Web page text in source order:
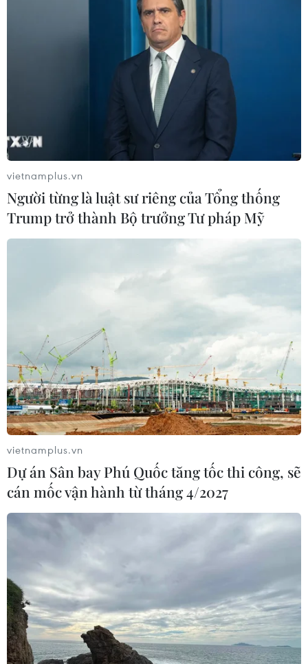
vietnamplus.vn
Người từng là luật sư riêng của Tổng thống
Trump trở thành Bộ trưởng Tư pháp Mỹ
vietnamplus.vn
Dự án Sân bay Phú Quốc tăng tốc thi công, sẽ
cán mốc vận hành từ tháng 4/2027